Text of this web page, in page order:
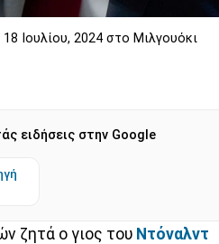
Ιουλίου, 2024 στο Μιλγουόκι
ειδήσεις στην Google
ζητά ο γιος του Ντόναλντ